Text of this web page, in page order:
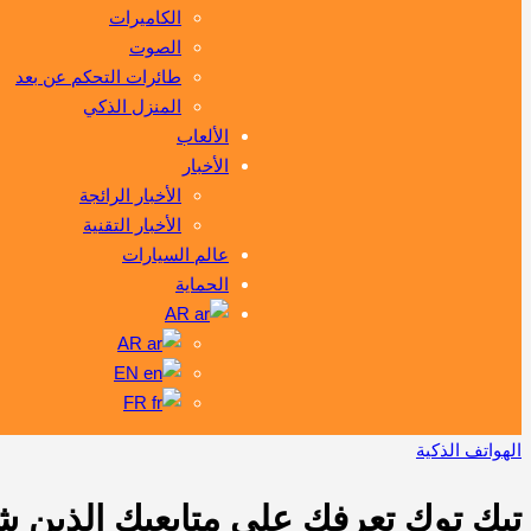
الكاميرات
الصوت
طائرات التحكم عن بعد
المنزل الذكي
الألعاب
الأخبار
الأخبار الرائجة
الأخبار التقنية
عالم السيارات
الحماية
AR
AR
EN
FR
الهواتف الذكية
تيك توك تعرفك على متابعيك الذين